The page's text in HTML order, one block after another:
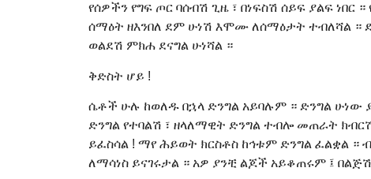
የሰዎችን የግፍ ጦር ባሰብሽ ጊዜ ፣ በነፍስሽ ሰይፍ ያልፍ
ሰማዕት ዘእንበለ ደም ሁነሽ እሞሙ ለሰማዕታት ተብለሻል ።
ወልደሽ ምክሐ ደናግል ሁነሻል ።
ቅድስት ሆይ !
ሴቶች ሁሉ ከወለዱ በኋላ ድንግል አይባሉም ። ድንግል
ድንግል የተባልሽ ፣ ዘላለማዊት ድንግል ተብሎ መጠራት
ይፈስሳል ! ማየ ሕይወት ክርስቶስ ከኅቱም ድንግል ፈልቋል ።
ለማሳነስ ይናገሩታል ። አዎ ያንቺ ልጆች አይቆጠሩም ፤